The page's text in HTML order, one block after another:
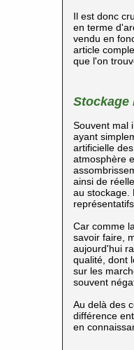
Il est donc
en terme
vendu en
article
que l'on
Stockage
Souvent mal
ayant
artificielle
atmosphère
ainsi de
au stockage.
Car comme
savoir faire,
aujourd'hui
qualité, dont
sur les
souvent
Au delà des
différence
en